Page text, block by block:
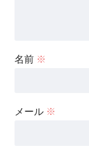
名前 ※
メール ※